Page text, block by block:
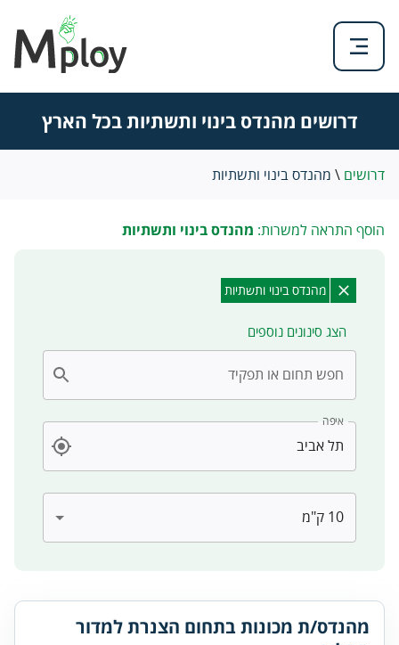
דרושים מהנדס בינוי ותשתיות בכל הארץ
דרושים \ מהנדס בינוי ותשתיות
הוסף התראה למשרות: מהנדס בינוי ותשתיות
מהנדס בינוי ותשתיות
הצג סינונים נוספים
חפש תחום או תפקיד
איפה
מהנדס/ת מכונות בתחום הצנרת למדור